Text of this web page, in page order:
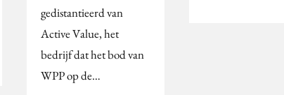
gedistantieerd van
Active Value, het
bedrijf dat het bod van
WPP op de…